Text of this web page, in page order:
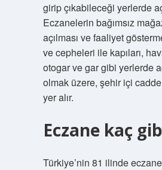
girip çıkabileceği yerlerde
Eczanelerin bağımsız
açılması ve faaliyet
ve cepheleri ile kapıları,
otogar ve gar gibi yerlerde
olmak üzere, şehir içi
yer alır.
Eczane kaç
Türkiye’nin 81 ilinde